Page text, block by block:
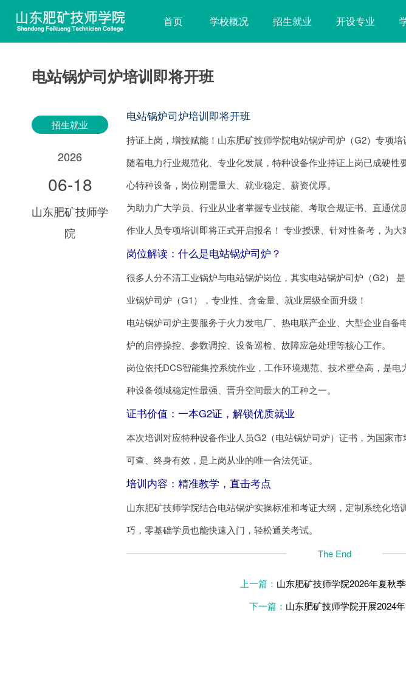
首页 学校概况 招生就业 开设专业
电站锅炉司炉培训即将开班
招生就业
2026
06-18
山东肥矿技师学
院
电站锅炉司炉培训即将开班
持证上岗，增技赋能！山东肥矿技师学院电站锅炉司炉（G2）专项培
随着电力行业规范化、专业化发展，特种设备作业持证上岗已成硬
心特种设备，岗位刚需量大、就业稳定、薪资优厚。
为助力广大学员、行业从业者掌握专业技能、考取合规证书、直通优
作业人员专项培训即将正式开启报名！ 专业授课、针对性备考，为大
岗位解读：什么是电站锅炉司炉？
很多人分不清工业锅炉与电站锅炉岗位，其实电站锅炉司炉（G2）
业锅炉司炉（G1），专业性、含金量、就业层级全面升级！
电站锅炉司炉主要服务于火力发电厂、热电联产企业、大型企业自
炉的启停操控、参数调控、设备巡检、故障应急处理等核心工作。
岗位依托DCS智能集控系统作业，工作环境规范、技术壁垒高，是
种设备领域稳定性最强、晋升空间最大的工种之一。
证书价值：一本G2证，解锁优质就业
本次培训对应特种设备作业人员G2（电站锅炉司炉）证书，为国家
可查、终身有效，是上岗从业的唯一合法凭证。
培训内容：精准教学，直击考点
山东肥矿技师学院结合电站锅炉实操标准和考证大纲，定制系统化
巧，零基础学员也能快速入门，轻松通关考试。
The End
上一篇： 山东肥矿技师学院2026年夏秋
下一篇： 山东肥矿技师学院开展2024